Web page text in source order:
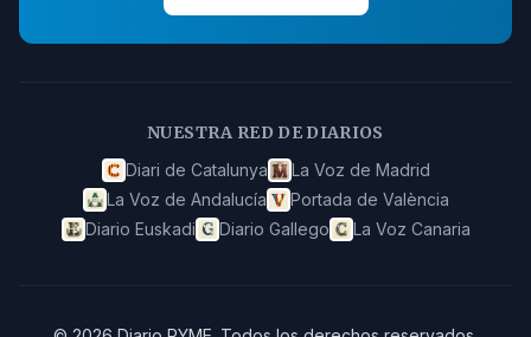
NUESTRA RED DE DIARIOS
Diari de Catalunya
La Voz de Madrid
La Voz de Andalucía
Portada de València
Diario Euskadi
Diario Gallego La Voz Canaria